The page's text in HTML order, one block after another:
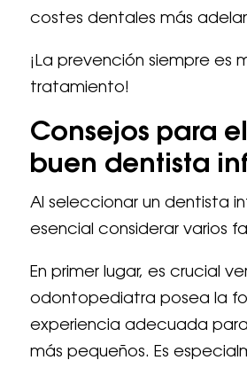
costes dentales más
¡La prevención siempre es
tratamiento!
Consejos para
buen dentista
Al seleccionar un dentista
esencial considerar varios
En primer lugar, es crucial
odontopediatra posea la
experiencia adecuada
más pequeños. Es